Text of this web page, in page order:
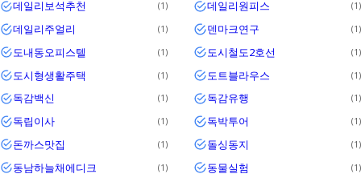
데일리보석추천 1 데일리원피스 1
데일리주얼리 1 덴마크연구 1
도내동오피스텔 1 도시철도2호선 1
도시형생활주택 1 도트블라우스 1
독감백신 1 독감유행 1
독립이사 1 독박투어 1
돈까스맛집 1 돌싱동지 1
동남하늘채에디크 1 동물실험 1